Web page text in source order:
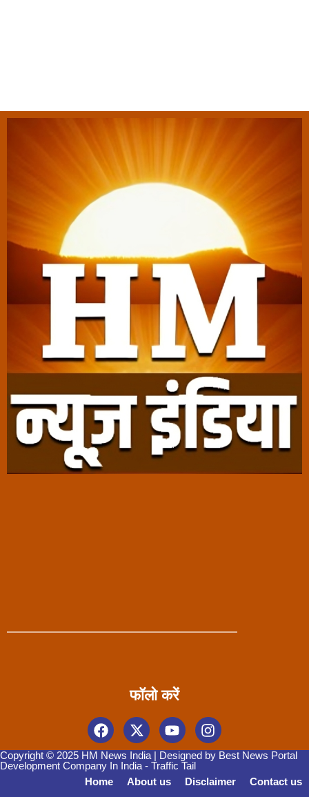
फॉलो करें
Copyright © 2025 HM News India | Designed by Best News Portal
Development Company In India - Traffic Tail
Home
About us Disclaimer
Contact us